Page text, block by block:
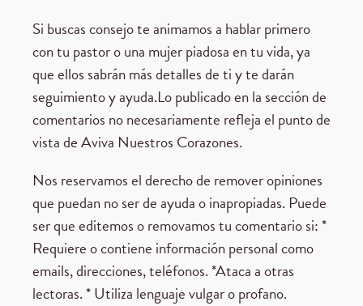
Si buscas consejo te animamos a hablar primero
con tu pastor o una mujer piadosa en tu vida, ya
que ellos sabrán más detalles de ti y te darán
seguimiento y ayuda.Lo publicado en la sección de
comentarios no necesariamente refleja el punto de
vista de Aviva Nuestros Corazones.
Nos reservamos el derecho de remover opiniones
que puedan no ser de ayuda o inapropiadas. Puede
ser que editemos o removamos tu comentario si: *
Requiere o contiene información personal como
emails, direcciones, teléfonos. *Ataca a otras
lectoras. * Utiliza lenguaje vulgar o profano.